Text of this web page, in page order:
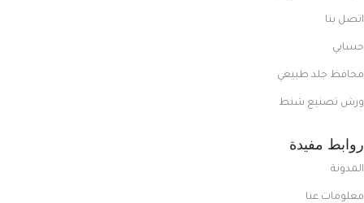
اتصل بنا
حسابي
محافظ جلد طبيعي
ورش تصنيع شنط
روابط مفيدة
المدونة
معلومات عنا